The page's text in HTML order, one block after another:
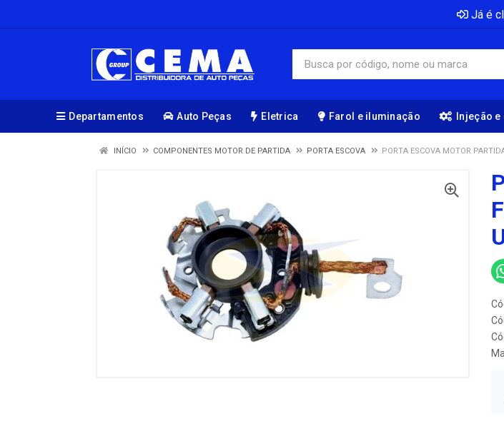
Já é
Departamentos Auto Peças Eletrica Farol e iluminação Injeção
INÍCIO COMPONENTES MOTOR DE PARTIDA PORTA ESCOVA PORTA ESCOVA MOTOR